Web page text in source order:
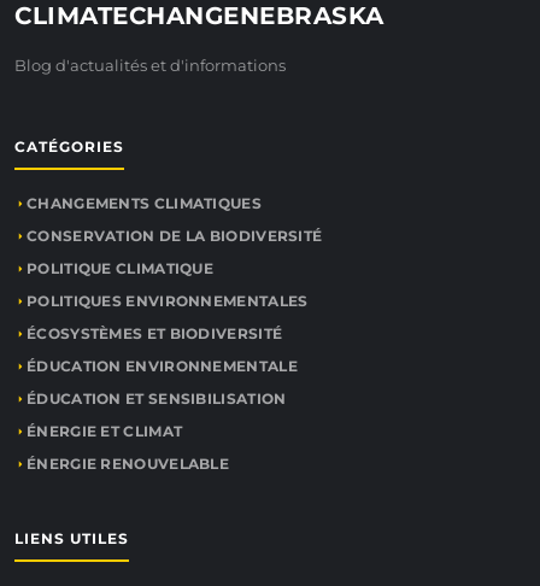
CLIMATECHANGENEBRASKA
Blog d'actualités et d'informations
CATÉGORIES
CHANGEMENTS CLIMATIQUES
CONSERVATION DE LA BIODIVERSITÉ
POLITIQUE CLIMATIQUE
POLITIQUES ENVIRONNEMENTALES
ÉCOSYSTÈMES ET BIODIVERSITÉ
ÉDUCATION ENVIRONNEMENTALE
ÉDUCATION ET SENSIBILISATION
ÉNERGIE ET CLIMAT
ÉNERGIE RENOUVELABLE
LIENS UTILES